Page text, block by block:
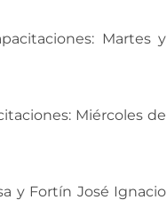
Martes y
Miércoles de
y Fortín José Ignacio